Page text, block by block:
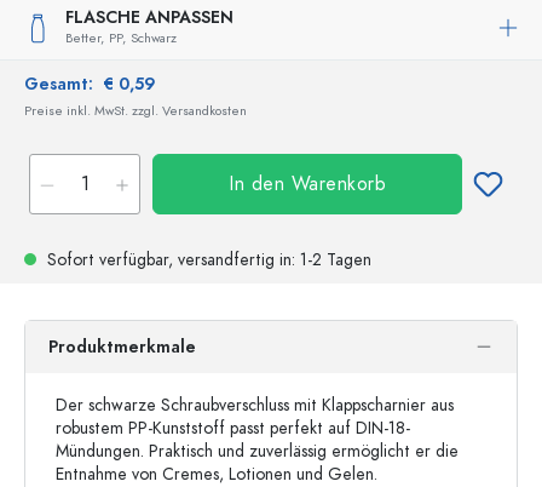
FLASCHE ANPASSEN
Better, PP, Schwarz
Gesamt: € 0,59
Preise inkl. MwSt. zzgl. Versandkosten
In den Warenkorb
Sofort verfügbar, versandfertig in: 1-2 Tagen
Produktmerkmale
Der schwarze Schraubverschluss mit Klappscharnier aus
robustem PP-Kunststoff passt perfekt auf DIN-18-
Mündungen. Praktisch und zuverlässig ermöglicht er die
Entnahme von Cremes, Lotionen und Gelen.